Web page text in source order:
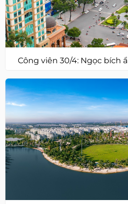
Công viên 30/4: Ngọc bích